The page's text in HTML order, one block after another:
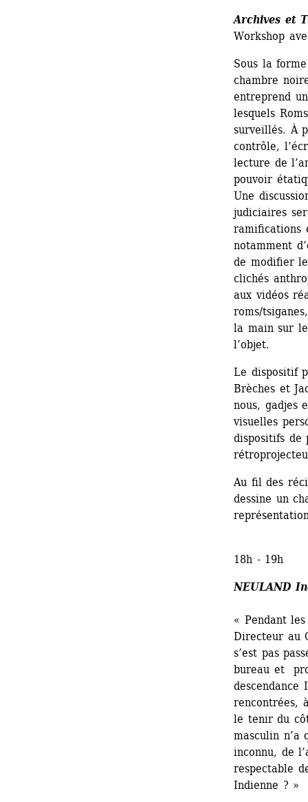
Archives et
Workshop
Sous la
chambre
entreprend
lesquels
surveillés. À
contrôle,
lecture de
pouvoir
Une
judiciaires
ramifications
notamment
de modifier
clichés
aux vidéos
roms/
la main sur
l’objet.
Le dispositif
Brèches et
nous, gadjes
visuelles
dispositifs de
Au fil des
dessine un
18h - 19h
NEULAND
« Pendant
Directeur au
s’est pas
bureau et
descendance
rencontrées,
le tenir du
masculin n’a
inconnu, de
respectable
Indienne ? »